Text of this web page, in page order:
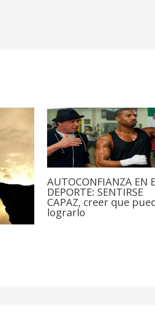
AUTOCONFIANZA EN
DEPORTE: SENTIRSE
CAPAZ, creer que
lograrlo